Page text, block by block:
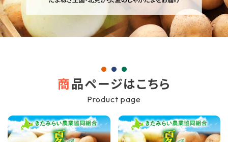
商品ページはこちら
Product page